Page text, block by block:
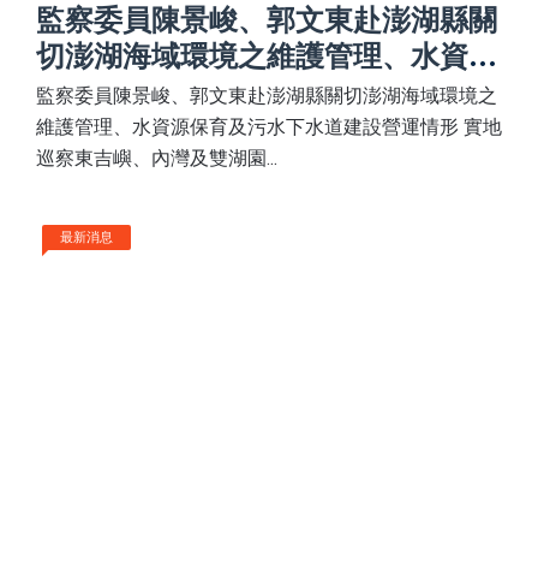
監察委員陳景峻、郭文東赴澎湖縣關
切澎湖海域環境之維護管理、水資源
保育及污水下水道建設營運情形 實
地巡察東吉嶼、內灣及雙湖園
監察委員陳景峻、郭文東赴澎湖縣關切澎湖海域環境之
維護管理、水資源保育及污水下水道建設營運情形 實地
巡察東吉嶼、內灣及雙湖園...
最新消息